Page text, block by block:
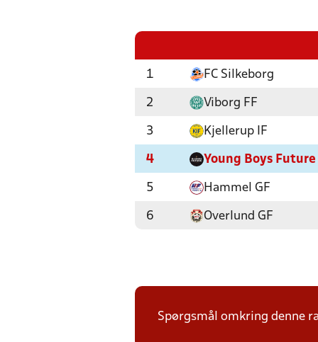
1 FC Silkeborg
2 Viborg FF
3 Kjellerup IF
4 Young Boys Future
5 Hammel GF
6 Overlund GF
Spørgsmål omkring denne